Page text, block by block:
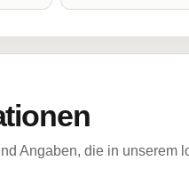
Angaben, die in unserem